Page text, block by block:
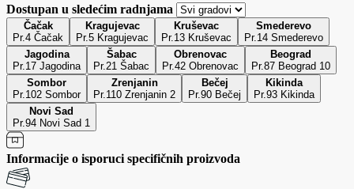
Dostupan u sledećim radnjama
Čačak
Pr.4 Čačak
Kragujevac
Pr.5 Kragujevac
Kruševac
Pr.13 Kruševac
Smederevo
Pr.14 Smederevo
Jagodina
Pr.17 Jagodina
Šabac
Pr.21 Šabac
Obrenovac
Pr.42 Obrenovac
Beograd
Pr.87 Beograd 10
Sombor
Pr.102 Sombor
Zrenjanin
Pr.110 Zrenjanin 2
Bečej
Pr.90 Bečej
Kikinda
Pr.93 Kikinda
Novi Sad
Pr.94 Novi Sad 1
Informacije o isporuci specifičnih proizvoda